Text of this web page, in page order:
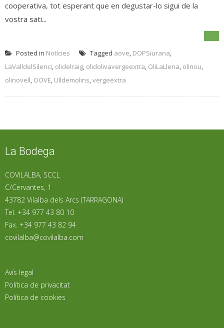
cooperativa, tot esperant que en degustar-lo sigui de la
vostra sati...
Posted in Notícies Tagged aove, DOPSiurana,
LaValldelSilenci, olidelraig, olidolivavergeextra, OliLaLlena, olinou,
olinovell, OOVE, Ulldemolins,vergeextra
La Bodega
COVILALBA, SCCL
C/Cervantes, 1
43782 Vilalba dels Arcs (TARRAGONA)
Tel. +34 977 43 80 10
Fax. +34 977 43 82 94
covilalba@covilalba.com
Avís legal
Política de privacitat
Política de cookies